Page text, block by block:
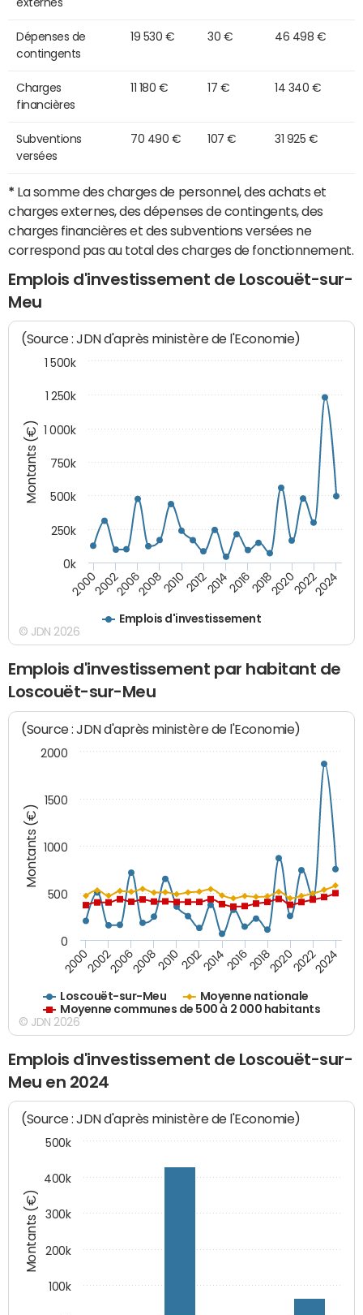
externes
Dépenses de
contingents
19 530 € 30 € 46 498 €
Charges
financières
11 180 € 17 € 14 340 €
Subventions
versées
70 490 € 107 € 31 925 €
* La somme des charges de personnel, des achats et
charges externes, des dépenses de contingents, des
charges financières et des subventions versées ne
correspond pas au total des charges de fonctionnement.
Emplois d'investissement de Loscouët-sur-
Meu
Montants (€)
(Source : JDN d'après ministère de l'Economie)
Emplois d'investissement
200020022006200820102012201420162018202020222024
0k
250k
500k
750k
1 000k
1 250k
1 500k
© JDN 2026
Emplois d'investissement par habitant de
Loscouët-sur-Meu
Montants (€)
(Source : JDN d'après ministère de l'Economie)
Loscouët-sur-Meu
Moyenne nationale
Moyenne communes de 500 à 2 000 habitants
200020022006200820102012201420162018202020222024
0
500
1000
1500
2000
© JDN 2026
Emplois d'investissement de Loscouët-sur-
Meu en 2024
Montants (€)
(Source : JDN d'après ministère de l'Economie)
100k
200k
300k
400k
500k